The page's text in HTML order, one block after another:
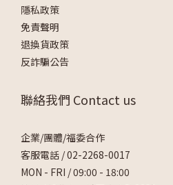
隱私政策
免責聲明
退換貨政策
反詐騙公告
聯絡我們 Contact us
企業/團體/福委合作
客服電話 /02-2268-0017
MON - FRI / 09:00 - 18:00